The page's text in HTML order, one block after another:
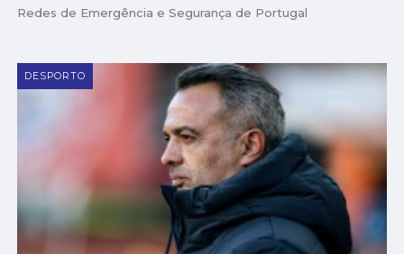
Redes de Emergência e Segurança de Portugal
DESPORTO